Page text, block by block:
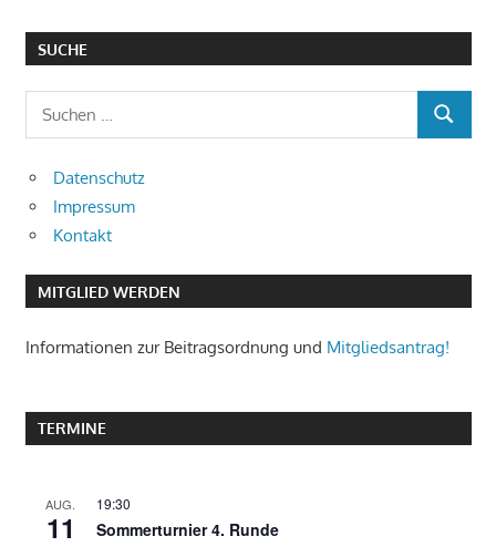
SUCHE
SUCHEN
Datenschutz
Impressum
Kontakt
MITGLIED WERDEN
Informationen zur Beitragsordnung und Mitgliedsantrag!
TERMINE
AUG.
11
19:30
Sommerturnier 4. Runde